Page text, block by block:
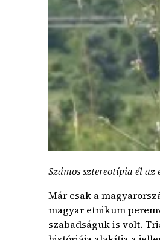
Számos sztereotípia él
Már csak a
magyar etnikum
szabadságuk is volt.